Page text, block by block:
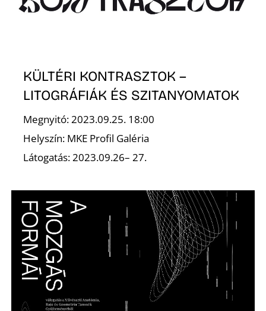
KÜLTÉRI KONTRASZTOK –
LITOGRÁFIÁK ÉS SZITANYOMATOK
Megnyitó: 2023.09.25. 18:00
Helyszín: MKE Profil Galéria
Látogatás: 2023.09.26– 27.